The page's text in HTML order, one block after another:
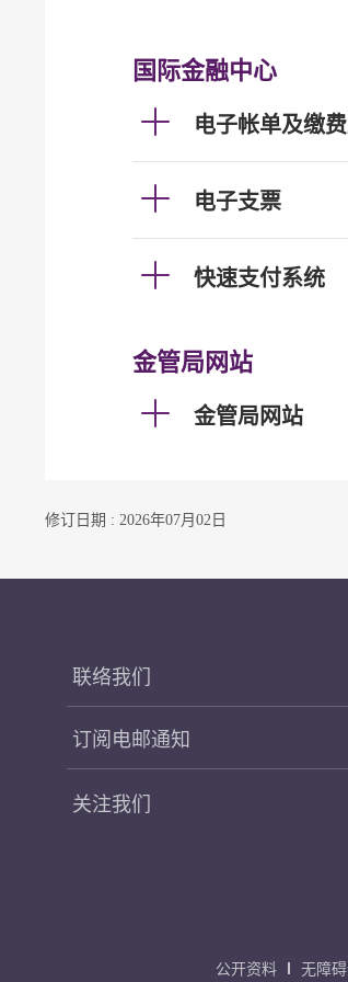
国际金融中心
电子帐单及缴费
电子支票
快速支付系统
金管局网站
金管局网站
修订日期 : 2026年07月02日
联络我们
订阅电邮通知
关注我们
公开资料 无障